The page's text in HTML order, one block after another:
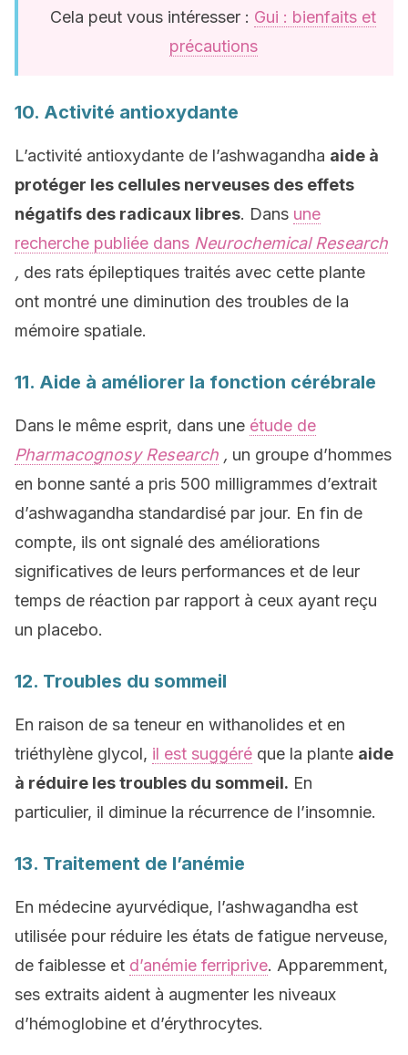
Cela peut vous intéresser : Gui : bienfaits et
précautions
10. Activité antioxydante
L’activité antioxydante de l’ashwagandha aide à
protéger les cellules nerveuses des effets
négatifs des radicaux libres. Dans une
recherche publiée dans Neurochemical Research
, des rats épileptiques traités avec cette plante
ont montré une diminution des troubles de la
mémoire spatiale.
11. Aide à améliorer la fonction cérébrale
Dans le même esprit, dans une étude de
Pharmacognosy Research , un groupe d’hommes
en bonne santé a pris 500 milligrammes d’extrait
d’ashwagandha standardisé par jour. En fin de
compte, ils ont signalé des améliorations
significatives de leurs performances et de leur
temps de réaction par rapport à ceux ayant reçu
un placebo.
12. Troubles du sommeil
En raison de sa teneur en withanolides et en
triéthylène glycol, il est suggéré que la plante aide
à réduire les troubles du sommeil. En
particulier, il diminue la récurrence de l’insomnie.
13. Traitement de l’anémie
En médecine ayurvédique, l’ashwagandha est
utilisée pour réduire les états de fatigue nerveuse,
de faiblesse et d’anémie ferriprive. Apparemment,
ses extraits aident à augmenter les niveaux
d’hémoglobine et d’érythrocytes.